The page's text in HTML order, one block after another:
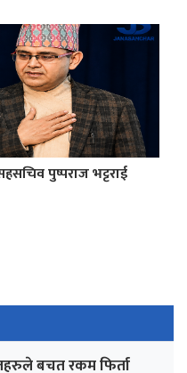
पुष्पराज भट्टराई
बचत रकम फिर्ता